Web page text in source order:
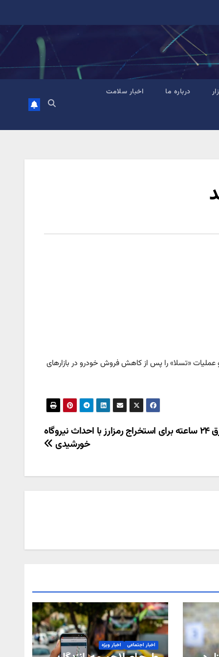
درباره ما اخبار سلامت
و عملیات «تسلا» را پس از کاهش فروش خودرو در بازارهای
برق ۲۴ ساعته برای استخراج رمزارز با احداث نیروگاه
خورشیدی
اخبار اجتماعی اخبار ویژه